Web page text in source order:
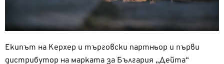
Екипът на Керхер и търговски партньор и първи
дистрибутор на марката за България „Дейта“